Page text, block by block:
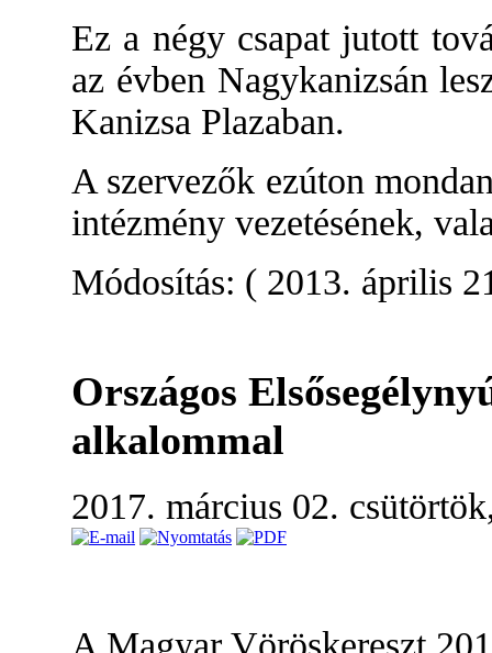
Ez a négy csapat jutott
az évben Nagykanizsán
Kanizsa Plazaban.
A szervezők ezúton
intézmény vezetésének,
Módosítás: ( 2013. április
Országos
alkalommal
2017. március 02.
A Magyar Vöröskereszt